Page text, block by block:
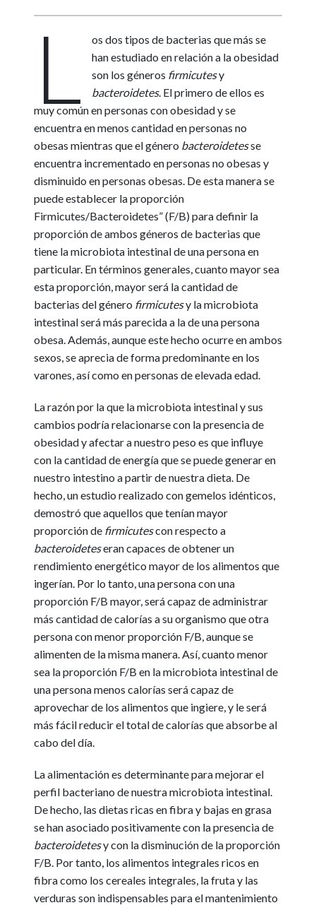
L
os dos tipos de bacterias que más se
han estudiado en relación a la obesidad
son los géneros firmicutesy
bacteroidetes. El primero de ellos es
muy común en personas con obesidad y se
encuentra en menos cantidad en personas no
obesas mientras que el género bacteroidetesse
encuentra incrementado en personas no obesas y
disminuido en personas obesas. De esta manera se
puede establecer la proporción
Firmicutes/Bacteroidetes” (F/B) para definir la
proporción de ambos géneros de bacterias que
tiene la microbiota intestinal de una persona en
particular. En términos generales, cuanto mayor sea
esta proporción, mayor será la cantidad de
bacterias del género firmicutesy la microbiota
intestinal será más parecida a la de una persona
obesa. Además, aunque este hecho ocurre en ambos
sexos, se aprecia de forma predominante en los
varones, así como en personas de elevada edad.
La razón por la que la microbiota intestinal y sus
cambios podría relacionarse con la presencia de
obesidad y afectar a nuestro peso es que influye
con la cantidad de energía que se puede generar en
nuestro intestino a partir de nuestra dieta. De
hecho, un estudio realizado con gemelos idénticos,
demostró que aquellos que tenían mayor
proporción de firmicutescon respecto a
bacteroideteseran capaces de obtener un
rendimiento energético mayor de los alimentos que
ingerían. Por lo tanto, una persona con una
proporción F/B mayor, será capaz de administrar
más cantidad de calorías a su organismo que otra
persona con menor proporción F/B, aunque se
alimenten de la misma manera. Así, cuanto menor
sea la proporción F/B en la microbiota intestinal de
una persona menos calorías será capaz de
aprovechar de los alimentos que ingiere, y le será
más fácil reducir el total de calorías que absorbe al
cabo del día.
La alimentación es determinante para mejorar el
perfil bacteriano de nuestra microbiota intestinal.
De hecho, las dietas ricas en fibra y bajas en grasa
se han asociado positivamente con la presencia de
bacteroidetesy con la disminución de la proporción
F/B. Por tanto, los alimentos integrales ricos en
fibra como los cereales integrales, la fruta y las
verduras son indispensables para el mantenimiento